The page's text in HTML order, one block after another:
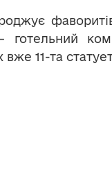
готельний
11-та